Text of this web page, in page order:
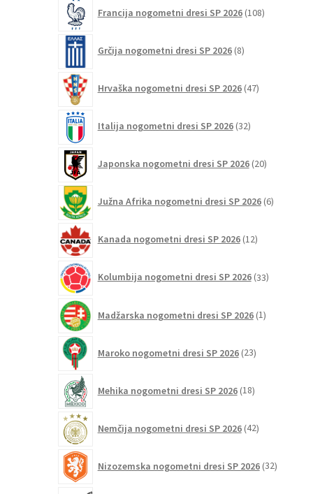
Francija nogometni dresi SP 2026 108izdelkov
Grčija nogometni dresi SP 2026 8izdelkov
Hrvaška nogometni dresi SP 2026 47izdelkov
Italija nogometni dresi SP 2026 32izdelkov
Japonska nogometni dresi SP 2026 20izdelkov
Južna Afrika nogometni dresi SP 2026 6izdelkov
Kanada nogometni dresi SP 2026 12izdelkov
Kolumbija nogometni dresi SP 2026 33izdelkov
Madžarska nogometni dresi SP 2026 1izdelek
Maroko nogometni dresi SP 2026 23izdelkov
Mehika nogometni dresi SP 2026 18izdelkov
Nemčija nogometni dresi SP 2026 42izdelkov
Nizozemska nogometni dresi SP 2026 32izdelkov